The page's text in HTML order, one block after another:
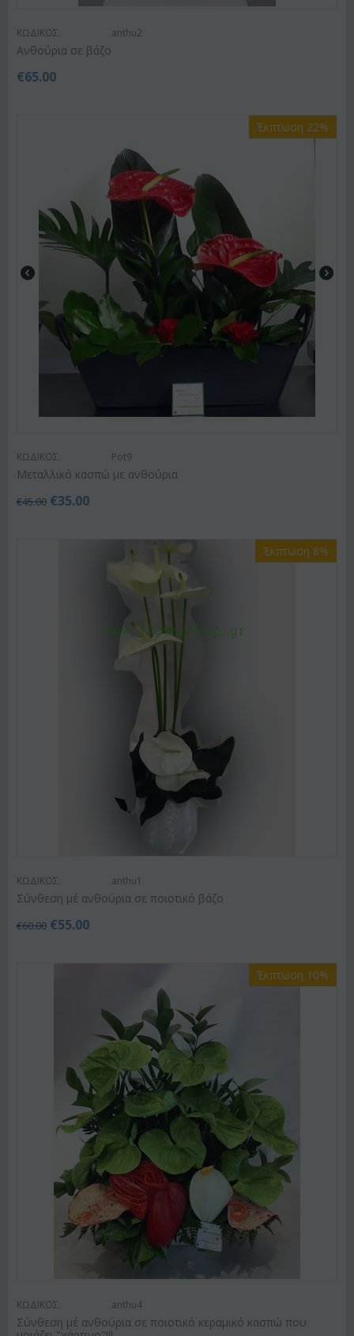
ΚΩΔΙΚΟΣ: anthu2
Ανθούρια σε βάζο
€65.00
Έκπτωση 22%
ΚΩΔΙΚΟΣ: Pot9
Μεταλλικό κασπώ με ανθούρια
€45.00 €35.00
Έκπτωση 8%
ΚΩΔΙΚΟΣ: anthu1
Σύνθεση μέ ανθούρια σε ποιοτικό βάζο
€60.00 €55.00
Έκπτωση 10%
ΚΩΔΙΚΟΣ: anthu4
Σύνθεση μέ ανθούρια σε ποιοτικό κεραμικό κασπώ που